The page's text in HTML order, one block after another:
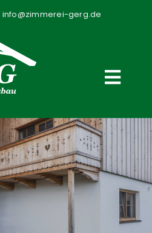
info@zimmerei-gerg.de